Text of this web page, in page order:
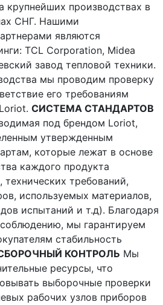
крупнейших производствах в
СНГ. Нашими
являются
TCL Corporation, Midea
завод тепловой техники.
мы проводим проверку
его требованиям
СИСТЕМА СТАНДАРТОВ
под брендом Loriot,
утвержденным
которые лежат в основе
каждого продукта
технических требований,
используемых материалов,
испытаний и т.д). Благодаря
мы гарантируем
стабильность
КОНТРОЛЬ Мы
ресурсы, что
выборочные проверки
рабочих узлов приборов